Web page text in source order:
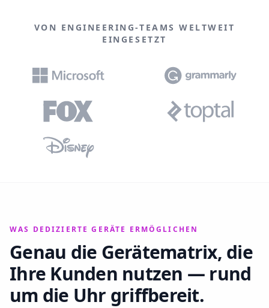
VON ENGINEERING-TEAMS WELTWEIT
EINGESETZT
WAS DEDIZIERTE GERÄTE ERMÖGLICHEN
Genau die Gerätematrix, die
Ihre Kunden nutzen — rund
um die Uhr griffbereit.